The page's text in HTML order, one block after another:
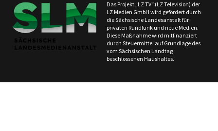
Das Projekt „LZ TV“ (LZ Television) der
LZ Medien GmbH wird gefördert durch
die Sächsische Landesanstalt für
privaten Rundfunk und neue Medien.
Diese Maßnahme wird mitfinanziert
durch Steuermittel auf Grundlage des
vom Sächsischen Landtag
beschlossenen Haushaltes.